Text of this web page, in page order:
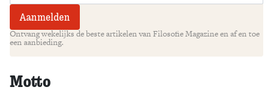
Ontvang wekelijks de beste artikelen van Filosofie Magazine en af en toe
een aanbieding.
Motto